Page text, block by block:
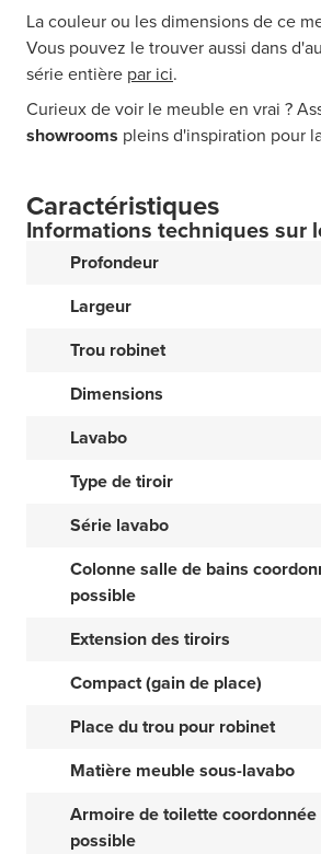
La couleur ou les dimensions de ce
Vous pouvez le trouver aussi dans
série entière par ici.
Curieux de voir le meuble en vrai ?
showrooms pleins d'inspiration pour
Caractéristiques
Informations techniques sur
Profondeur
Largeur
Trou robinet
Dimensions
Lavabo
Type de tiroir
Série lavabo
Colonne salle de bains
possible
Extension des tiroirs
Compact (gain de place)
Place du trou pour robinet
Matière meuble sous-lavabo
Armoire de toilette coordonnée
possible